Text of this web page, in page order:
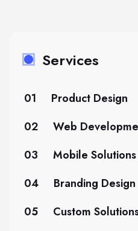
Services
01
Product Design
02
Web
03
Mobile Solutions
04
Branding Design
05
Custom